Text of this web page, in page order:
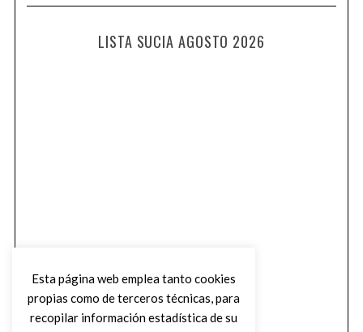
LISTA SUCIA AGOSTO 2026
Esta página web emplea tanto cookies
propias como de terceros técnicas, para
recopilar información estadística de su